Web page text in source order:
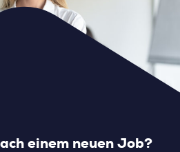
einem neuen Job?